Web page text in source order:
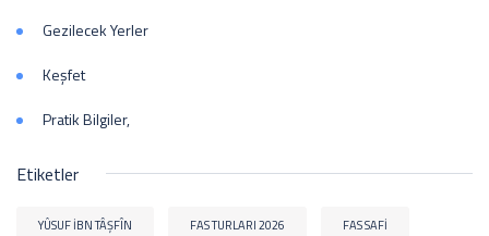
Gezilecek Yerler
Keşfet
Pratik Bilgiler,
Etiketler
YÛSUF IBN TÂŞFÎN FAS TURLARI 2026 FAS SAFI